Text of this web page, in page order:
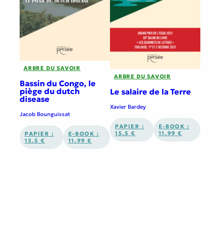
ARBRE DU SAVOIR
Bassin du Congo, le
piège du dutch
disease
Jacob Bounguissat
PAPIER :
15.5 €
E-BOOK :
11.99 €
ARBRE DU SAVOIR
Le salaire de la Terre
Xavier Bardey
PAPIER :
15.5 €
E-BOOK :
11.99 €